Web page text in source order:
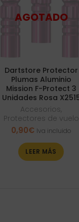
Dartstore Protector
Plumas Aluminio
Mission F-Protect 3
Unidades Rosa
Accesorios,
Protectores de vuelo
0,90€ Iva incluido
LEER MÁS